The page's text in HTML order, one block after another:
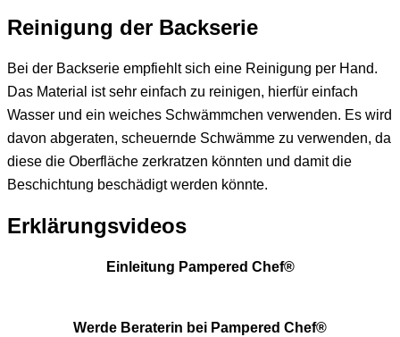
Reinigung der Backserie
Bei der Backserie empfiehlt sich eine Reinigung per Hand.
Das Material ist sehr einfach zu reinigen, hierfür einfach
Wasser und ein weiches Schwämmchen verwenden. Es wird
davon abgeraten, scheuernde Schwämme zu verwenden, da
diese die Oberfläche zerkratzen könnten und damit die
Beschichtung beschädigt werden könnte.
Erklärungsvideos
Einleitung Pampered Chef®
Werde Beraterin bei Pampered Chef®